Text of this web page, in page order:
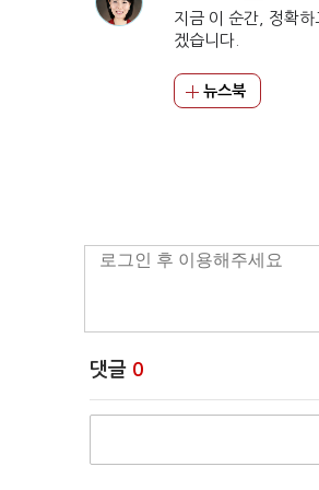
지금 이 순간, 정확
겠습니다.
뉴스북
댓글 0